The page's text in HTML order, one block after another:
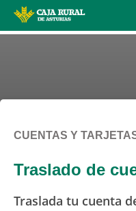
CUENTAS Y
Traslado de
Traslada tu cuenta